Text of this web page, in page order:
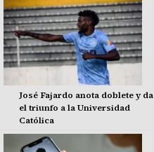
José Fajardo anota doblete y da
el triunfo a la Universidad
Católica